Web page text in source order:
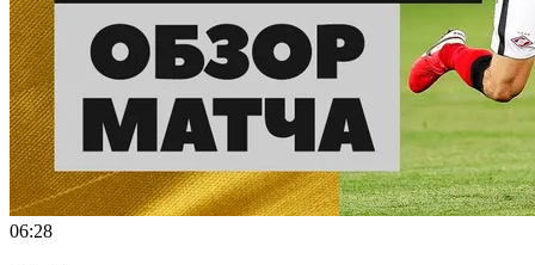
06:28